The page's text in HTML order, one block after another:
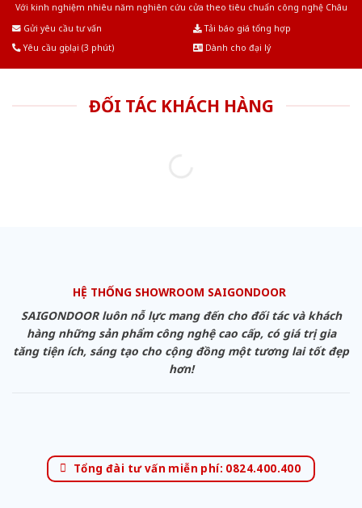
Với kinh nghiệm nhiêu năm nghiên cứu cửa theo tiêu chuẩn công nghệ Châu
Gửi yêu cầu tư vấn
Tải báo giá tổng hợp
Yêu cầu gọi lại (3 phút)
Dành cho đại lý
ĐỐI TÁC KHÁCH HÀNG
HỆ THỐNG SHOWROOM SAIGONDOOR
SAIGONDOOR luôn nỗ lực mang đến cho đối tác và khách
hàng những sản phẩm công nghệ cao cấp, có giá trị gia
tăng tiện ích, sáng tạo cho cộng đồng một tương lai tốt đẹp
hơn!
Tổng đài tư vấn miễn phí: 0824.400.400